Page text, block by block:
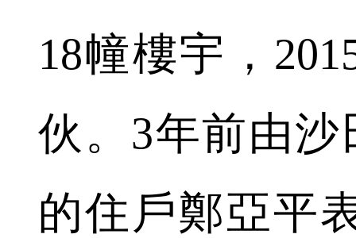
18幢樓宇，
伙。3年前由
的住戶鄭亞平